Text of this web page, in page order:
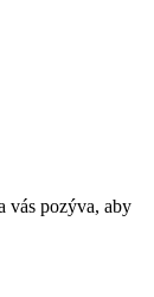
vás pozýva, aby